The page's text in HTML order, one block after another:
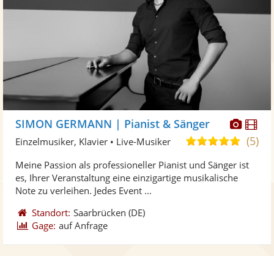
Fotos
SIMON GERMANN | Pianist & Sänger
5,0
5
(5)
Einzelmusiker, Klavier • Live-Musiker
Meine Passion als professioneller Pianist und Sänger ist
es, Ihrer Veranstaltung eine einzigartige musikalische
Note zu verleihen. Jedes Event ...
Standort: Saarbrücken (DE)
Gage: auf Anfrage